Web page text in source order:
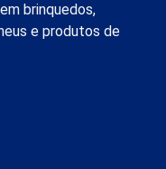
brinquedos,
e produtos de